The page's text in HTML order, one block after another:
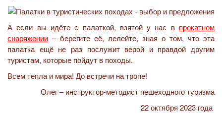
А если вы идёте с палаткой, взятой у нас в прокатном
снаряжении – берегите её, лелейте, зная о том, что эта
палатка ещё не раз послужит верой и правдой другим
туристам, которые пойдут в походы.
Всем тепла и мира! До встречи на тропе!
Олег – инструктор-методист пешеходного туризма
22 октября 2023 года